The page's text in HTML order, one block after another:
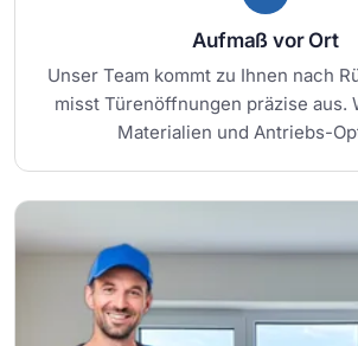
Aufmaß vor Ort
Unser Team kommt zu Ihnen nach
misst Türenöffnungen präzise aus.
Materialien und Antriebs-